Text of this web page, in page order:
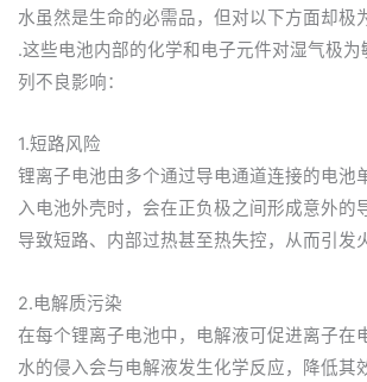
水虽然是生命的必需品，但对以下方面却极
.这些电池内部的化学和电子元件对湿气极
列不良影响：
1.短路风险
锂离子电池由多个通过导电通道连接的电池
入电池外壳时，会在正负极之间形成意外的
导致短路、内部过热甚至热失控，从而引发
2.电解质污染
在每个锂离子电池中，电解液可促进离子在
水的侵入会与电解液发生化学反应，降低其